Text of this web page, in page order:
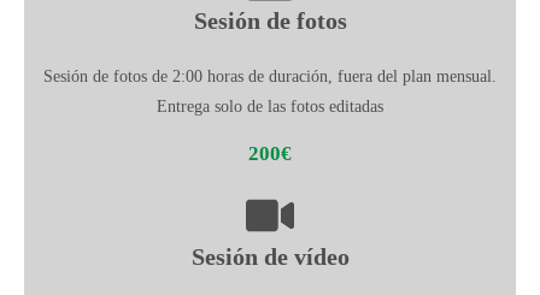
Sesión de fotos
Sesión de fotos de 2:00 horas de duración, fuera del plan mensual.
Entrega solo de las fotos editadas
200€
Sesión de vídeo